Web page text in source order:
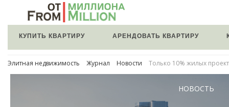
КУПИТЬ КВАРТИРУ АРЕНДОВАТЬ КВАРТИРУ
Элитная недвижимость Журнал Новости Только 10% жилых
НОВОСТЬ